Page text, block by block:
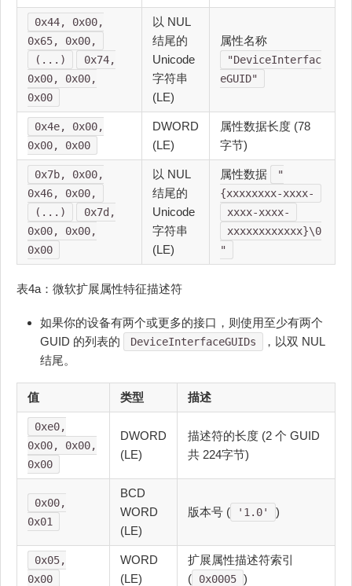
0x44, 0x00,
0x65, 0x00,
(...)
0x74,
0x00, 0x00,
0x00
以 NUL
结尾的
Unicode
字符串
(LE)
属性名称
"DeviceInterfac
eGUID"
0x4e, 0x00,
0x00, 0x00
DWORD
(LE)
属性数据长度 (78
字节)
0x7b, 0x00,
0x46, 0x00,
(...)
0x7d,
0x00, 0x00,
0x00
以 NUL
结尾的
Unicode
字符串
(LE)
属性数据
"
{xxxxxxxx-xxxx-
xxxx-xxxx-
xxxxxxxxxxxx}\0
"
表4a：微软扩展属性特征描述符
如果你的设备有两个或更多的接口，则使用至少有两个
GUID 的列表的
DeviceInterfaceGUIDs
，以双 NUL
结尾。
值 类型 描述
0xe0,
0x00, 0x00,
0x00
DWORD
(LE)
描述符的长度 (2 个 GUID
共 224字节)
0x00,
0x01
BCD
WORD
(LE)
版本号 ( '1.0' )
0x05,
0x00
WORD
(LE)
扩展属性描述符索引
(
0x0005 )